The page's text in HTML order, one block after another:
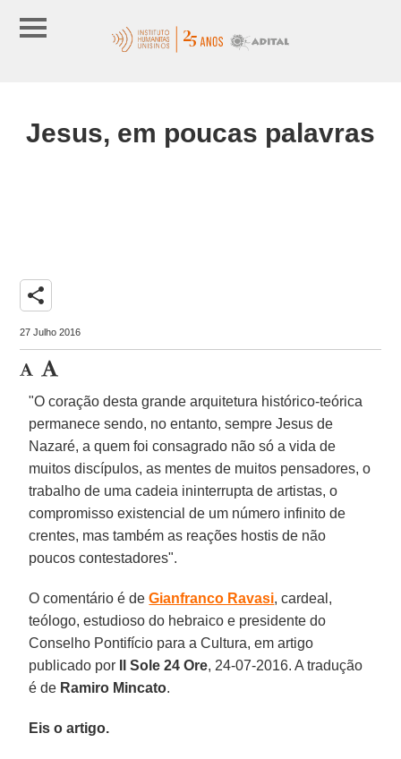
Jesus, em poucas palavras
share
27 Julho 2016
"O coração desta grande arquitetura histórico-teórica
permanece sendo, no entanto, sempre Jesus de
Nazaré, a quem foi consagrado não só a vida de
muitos discípulos, as mentes de muitos pensadores, o
trabalho de uma cadeia ininterrupta de artistas, o
compromisso existencial de um número infinito de
crentes, mas também as reações hostis de não
poucos contestadores".
O comentário é deGianfranco Ravasi, cardeal,
teólogo, estudioso do hebraico e presidente do
Conselho Pontifício para a Cultura, em artigo
publicado por Il Sole 24 Ore, 24-07-2016. A tradução
é de Ramiro Mincato.
Eis o artigo.